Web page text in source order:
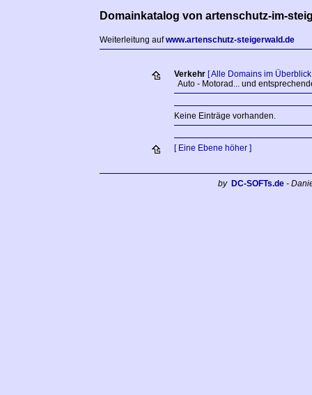
Domainkatalog von artenschutz-im-
Weiterleitung aufwww.artenschutz-steigerwald.de
Verkehr [ Alle Domains im Überblick
Auto - Motorad... und
Keine Einträge vorhanden.
[ Eine Ebene höher ]
by DC-SOFTs.de -